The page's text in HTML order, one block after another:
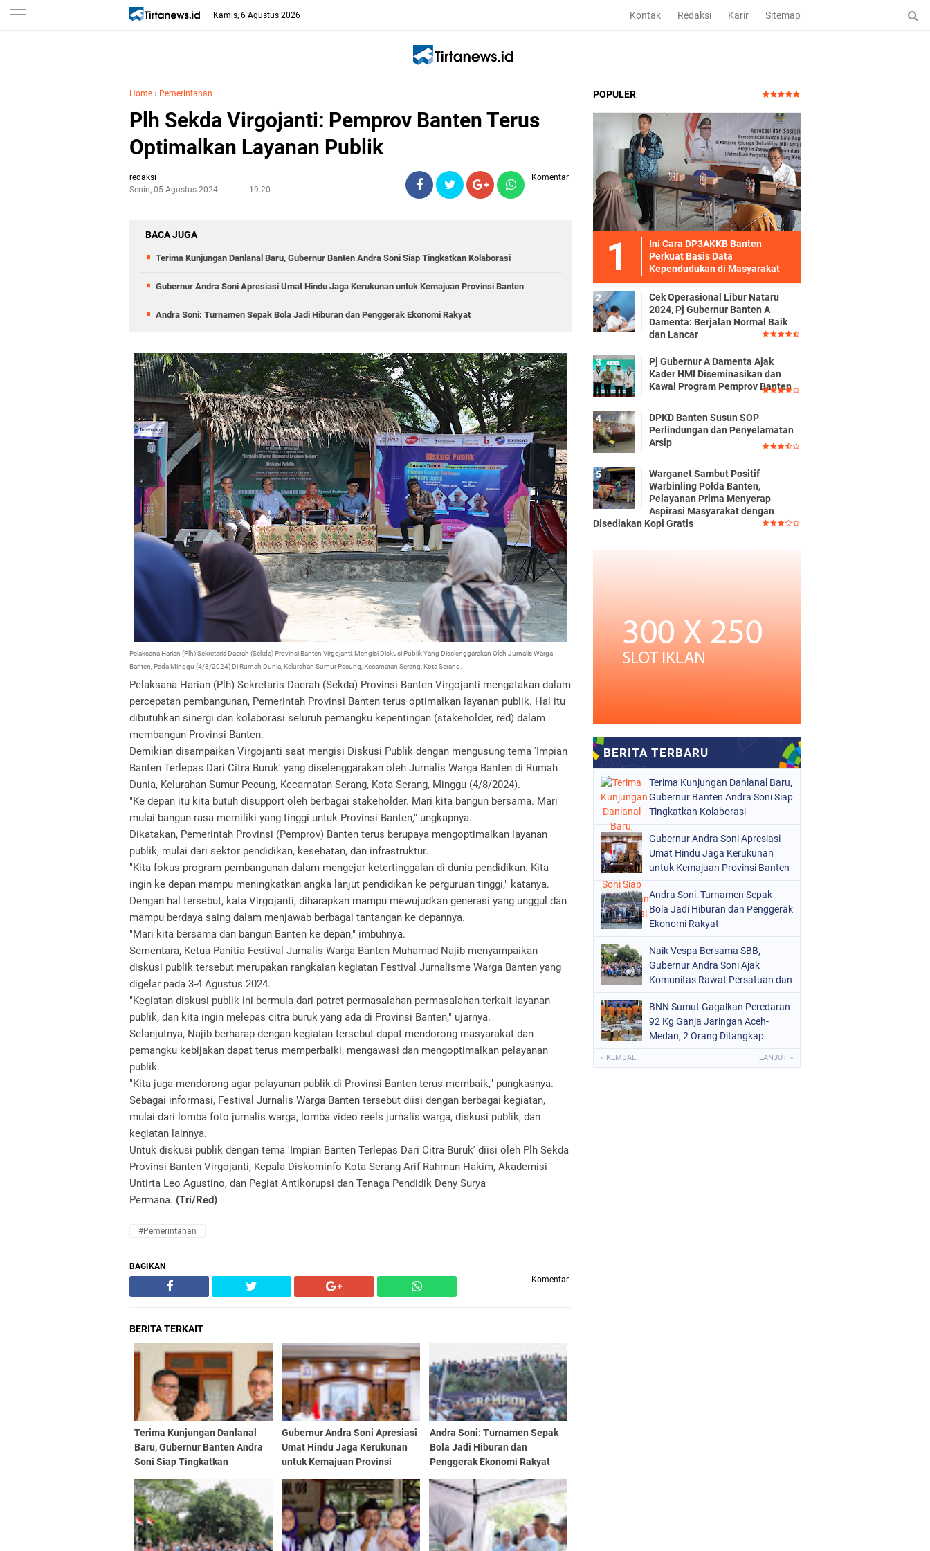
Kamis, 6 Agustus 2026 Kontak Redaksi Karir Sitemap
Home › Pemerintahan
Plh Sekda Virgojanti: Pemprov Banten Terus
Optimalkan Layanan Publik
redaksi
Senin, 05 Agustus 2024
19.20
Komentar
BACA JUGA
Terima Kunjungan Danlanal Baru, Gubernur Banten Andra Soni Siap Tingkatkan Kolaborasi
Gubernur Andra Soni Apresiasi Umat Hindu Jaga Kerukunan untuk Kemajuan Provinsi Banten
Andra Soni: Turnamen Sepak Bola Jadi Hiburan dan Penggerak Ekonomi Rakyat
Pelaksana Harian (Plh) Sekretaris Daerah (Sekda) Provinsi Banten Virgojanti, Mengisi Diskusi Publik Yang Diselenggarakan Oleh Jurnalis Warga
Banten, Pada Minggu (4/8/2024) Di Rumah Dunia, Kelurahan Sumur Pecung, Kecamatan Serang, Kota Serang.
Pelaksana Harian (Plh) Sekretaris Daerah (Sekda) Provinsi Banten Virgojanti mengatakan dalam
percepatan pembangunan, Pemerintah Provinsi Banten terus optimalkan layanan publik. Hal itu
dibutuhkan sinergi dan kolaborasi seluruh pemangku kepentingan (stakeholder, red) dalam
membangun Provinsi Banten.
Demikian disampaikan Virgojanti saat mengisi Diskusi Publik dengan mengusung tema 'Impian
Banten Terlepas Dari Citra Buruk' yang diselenggarakan oleh Jurnalis Warga Banten di Rumah
Dunia, Kelurahan Sumur Pecung, Kecamatan Serang, Kota Serang, Minggu (4/8/2024).
"Ke depan itu kita butuh disupport oleh berbagai stakeholder. Mari kita bangun bersama. Mari
mulai bangun rasa memiliki yang tinggi untuk Provinsi Banten," ungkapnya.
Dikatakan, Pemerintah Provinsi (Pemprov) Banten terus berupaya mengoptimalkan layanan
publik, mulai dari sektor pendidikan, kesehatan, dan infrastruktur.
"Kita fokus program pembangunan dalam mengejar ketertinggalan di dunia pendidikan. Kita
ingin ke depan mampu meningkatkan angka lanjut pendidikan ke perguruan tinggi," katanya.
Dengan hal tersebut, kata Virgojanti, diharapkan mampu mewujudkan generasi yang unggul dan
mampu berdaya saing dalam menjawab berbagai tantangan ke depannya.
"Mari kita bersama dan bangun Banten ke depan," imbuhnya.
Sementara, Ketua Panitia Festival Jurnalis Warga Banten Muhamad Najib menyampaikan
diskusi publik tersebut merupakan rangkaian kegiatan Festival Jurnalisme Warga Banten yang
digelar pada 3-4 Agustus 2024.
"Kegiatan diskusi publik ini bermula dari potret permasalahan-permasalahan terkait layanan
publik, dan kita ingin melepas citra buruk yang ada di Provinsi Banten," ujarnya.
Selanjutnya, Najib berharap dengan kegiatan tersebut dapat mendorong masyarakat dan
pemangku kebijakan dapat terus memperbaiki, mengawasi dan mengoptimalkan pelayanan
publik.
"Kita juga mendorong agar pelayanan publik di Provinsi Banten terus membaik," pungkasnya.
Sebagai informasi, Festival Jurnalis Warga Banten tersebut diisi dengan berbagai kegiatan,
mulai dari lomba foto jurnalis warga, lomba video reels jurnalis warga, diskusi publik, dan
kegiatan lainnya.
Untuk diskusi publik dengan tema 'Impian Banten Terlepas Dari Citra Buruk' diisi oleh Plh Sekda
Provinsi Banten Virgojanti, Kepala Diskominfo Kota Serang Arif Rahman Hakim, Akademisi
Untirta Leo Agustino, dan Pegiat Antikorupsi dan Tenaga Pendidik Deny Surya
Permana. (Tri/Red)
#Pemerintahan
BAGIKAN
Komentar
BERITA TERKAIT
Terima Kunjungan Danlanal
Baru, Gubernur Banten Andra
Soni Siap Tingkatkan
Gubernur Andra Soni Apresiasi
Umat Hindu Jaga Kerukunan
untuk Kemajuan Provinsi
Andra Soni: Turnamen Sepak
Bola Jadi Hiburan dan
Penggerak Ekonomi Rakyat
POPULER
Ini Cara DP3AKKB Banten
Perkuat Basis Data
Kependudukan di Masyarakat
Cek Operasional Libur Nataru
2024, Pj Gubernur Banten A
Damenta: Berjalan Normal Baik
dan Lancar
Pj Gubernur A Damenta Ajak
Kader HMI Diseminasikan dan
Kawal Program Pemprov Banten
DPKD Banten Susun SOP
Perlindungan dan Penyelamatan
Arsip
Warganet Sambut Positif
Warbinling Polda Banten,
Pelayanan Prima Menyerap
Aspirasi Masyarakat dengan
Disediakan Kopi Gratis
Terima Kunjungan Danlanal Baru,
Gubernur Banten Andra Soni Siap
Tingkatkan Kolaborasi
Gubernur Andra Soni Apresiasi
Umat Hindu Jaga Kerukunan
untuk Kemajuan Provinsi Banten
Andra Soni: Turnamen Sepak
Bola Jadi Hiburan dan Penggerak
Ekonomi Rakyat
Naik Vespa Bersama SBB,
Gubernur Andra Soni Ajak
Komunitas Rawat Persatuan dan
BNN Sumut Gagalkan Peredaran
92 Kg Ganja Jaringan Aceh-
Medan, 2 Orang Ditangkap
« KEMBALI LANJUT »